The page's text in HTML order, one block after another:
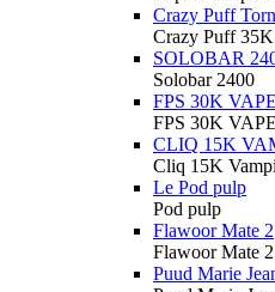
Crazy Puff
Crazy Puff 35K
SOLOBAR
Solobar 2400
FPS 30K
FPS 30K
CLIQ 15K
Cliq 15K
Le Pod pulp
Pod pulp
Flawoor Mate 2
Flawoor Mate 2
Puud Marie